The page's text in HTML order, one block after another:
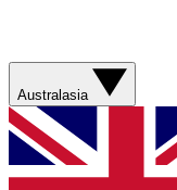
Australasia